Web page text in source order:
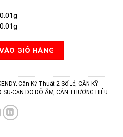
số lượng
GIỎ HÀNG
, Cân Kỹ Thuật 2 Số Lẻ, CÂN KỸ
SU-CÂN ĐO ĐỘ ẨM, CÂN THƯƠNG HIỆU